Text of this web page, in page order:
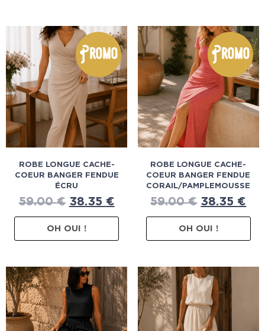
Promo
ROBE LONGUE CACHE-
COEUR BANGER FENDUE
ÉCRU
59.00€ 38.35 €
OH OUI !
Promo
ROBE LONGUE CACHE-
COEUR BANGER FENDUE
CORAIL/PAMPLEMOUSSE
59.00€ 38.35 €
OH OUI !